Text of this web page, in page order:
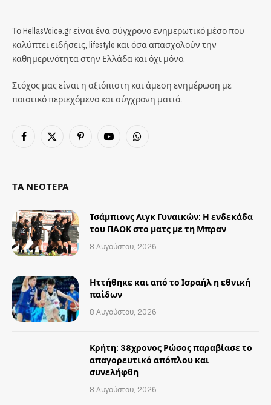
Το HellasVoice.gr είναι ένα σύγχρονο ενημερωτικό μέσο που
καλύπτει ειδήσεις, lifestyle και όσα απασχολούν την
καθημερινότητα στην Ελλάδα και όχι μόνο.
Στόχος μας είναι η αξιόπιστη και άμεση ενημέρωση με
ποιοτικό περιεχόμενο και σύγχρονη ματιά.
Facebook
X
PinterestYouTubeWhatsApp
ΤΑ ΝΕΟΤΕΡΑ
Τσάμπιονς Λιγκ Γυναικών: Η ενδεκάδα
του ΠΑΟΚ στο ματς με τη Μπραν
8 Αυγούστου, 2026
Ηττήθηκε και από το Ισραήλ η εθνική
παίδων
8 Αυγούστου, 2026
Κρήτη: 38χρονος Ρώσος παραβίασε το
απαγορευτικό απόπλου και
συνελήφθη
8 Αυγούστου, 2026